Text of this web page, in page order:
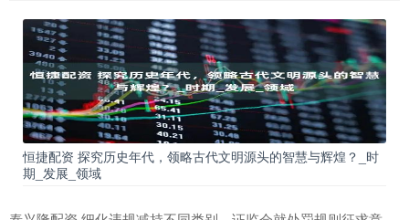
恒捷配资 探究历史年代，领略古代文明源头的智慧与辉煌？_时
期_发展_领域